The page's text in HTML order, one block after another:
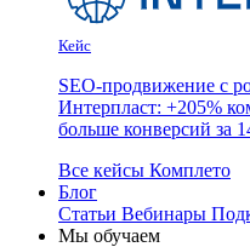
Кейс
SEO-продвижение с
Интерпласт: +205%
больше конверсий за
Все кейсы Комплето
Блог
Статьи Вебинары
Мы обучаем